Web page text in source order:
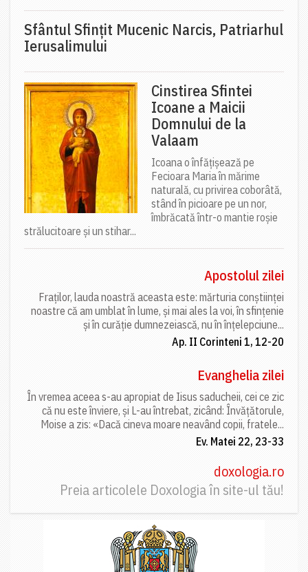
Sfântul Sfinţit Mucenic Narcis, Patriarhul
Ierusalimului
Cinstirea Sfintei
Icoane a Maicii
Domnului de la
Valaam
Icoana o înfățișează pe
Fecioara Maria în mărime
naturală, cu privirea coborâtă,
stând în picioare pe un nor,
îmbrăcată într-o mantie roșie
strălucitoare și un stihar...
Apostolul zilei
Fraților, lauda noastră aceasta este: mărturia conștiinței
noastre că am umblat în lume, și mai ales la voi, în sfințenie
și în curăție dumnezeiască, nu în înțelepciune...
Ap. II Corinteni 1, 12-20
Evanghelia zilei
În vremea aceea s-au apropiat de Iisus saducheii, cei ce zic
că nu este înviere, și L-au întrebat, zicând: Învățătorule,
Moise a zis: «Dacă cineva moare neavând copii, fratele...
Ev. Matei 22, 23-33
doxologia.ro
Preia articolele Doxologia în site-ul tău!